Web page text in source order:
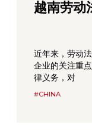
越南劳
近年来，劳动
企业的关注重
律义务，对
#CHINA